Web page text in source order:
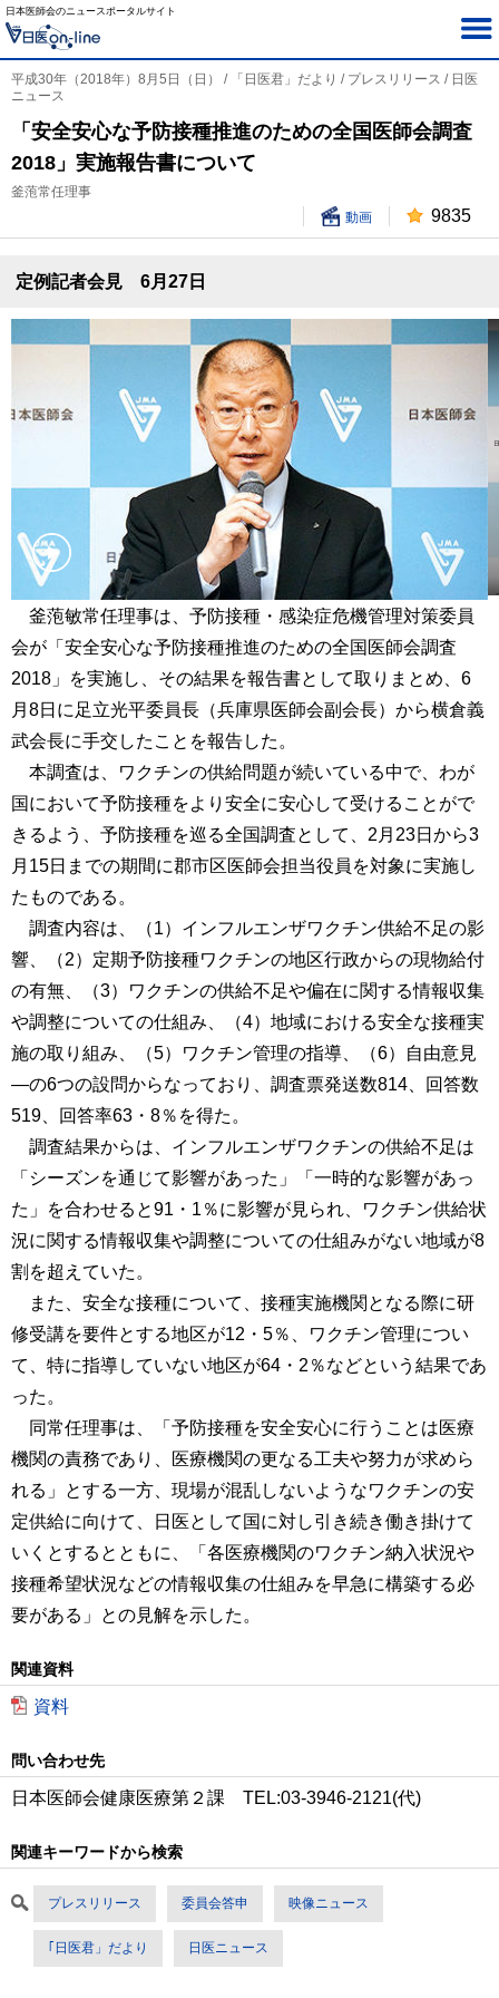
日本医師会のニュースポータルサイト
平成30年（2018年）8月5日（日） / 「日医君」だより / プレスリリース / 日医
ニュース
「安全安心な予防接種推進のための全国医師会調査
2018」実施報告書について
釜萢常任理事
動画
9835
定例記者会見 6月27日
釜萢敏常任理事は、予防接種・感染症危機管理対策委員
会が「安全安心な予防接種推進のための全国医師会調査
2018」を実施し、その結果を報告書として取りまとめ、6
月8日に足立光平委員長（兵庫県医師会副会長）から横倉義
武会長に手交したことを報告した。
本調査は、ワクチンの供給問題が続いている中で、わが
国において予防接種をより安全に安心して受けることがで
きるよう、予防接種を巡る全国調査として、2月23日から3
月15日までの期間に郡市区医師会担当役員を対象に実施し
たものである。
調査内容は、（1）インフルエンザワクチン供給不足の影
響、（2）定期予防接種ワクチンの地区行政からの現物給付
の有無、（3）ワクチンの供給不足や偏在に関する情報収集
や調整についての仕組み、（4）地域における安全な接種実
施の取り組み、（5）ワクチン管理の指導、（6）自由意見
―の6つの設問からなっており、調査票発送数814、回答数
519、回答率63・8％を得た。
調査結果からは、インフルエンザワクチンの供給不足は
「シーズンを通じて影響があった」「一時的な影響があっ
た」を合わせると91・1％に影響が見られ、ワクチン供給状
況に関する情報収集や調整についての仕組みがない地域が8
割を超えていた。
また、安全な接種について、接種実施機関となる際に研
修受講を要件とする地区が12・5％、ワクチン管理につい
て、特に指導していない地区が64・2％などという結果であ
った。
同常任理事は、「予防接種を安全安心に行うことは医療
機関の責務であり、医療機関の更なる工夫や努力が求めら
れる」とする一方、現場が混乱しないようなワクチンの安
定供給に向けて、日医として国に対し引き続き働き掛けて
いくとするとともに、「各医療機関のワクチン納入状況や
接種希望状況などの情報収集の仕組みを早急に構築する必
要がある」との見解を示した。
関連資料
資料
問い合わせ先
日本医師会健康医療第２課 TEL:03-3946-2121(代)
関連キーワードから検索
プレスリリース 委員会答申 映像ニュース
｢日医君」だより 日医ニュース